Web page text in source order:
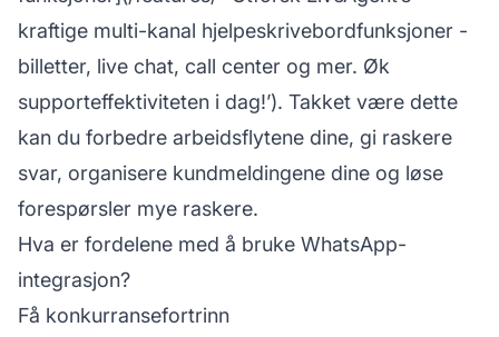
kraftige multi-kanal hjelpeskrivebordfunksjoner -
billetter, live chat, call center og mer. Øk
supporteffektiviteten i dag!’). Takket være dette
kan du forbedre arbeidsflytene dine, gi raskere
svar, organisere kundmeldingene dine og løse
forespørsler mye raskere.
Hva er fordelene med å bruke WhatsApp-
integrasjon?
Få konkurransefortrinn